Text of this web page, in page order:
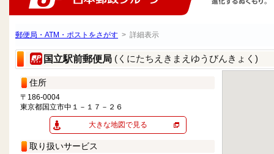
郵便局・ATM・ポストをさがす > 詳細表示
国立駅前郵便局 (くにたちえきまえゆうびんきょく)
住所
〒186-0004
東京都国立市中１－１７－２６
大きな地図で見る
取り扱いサービス